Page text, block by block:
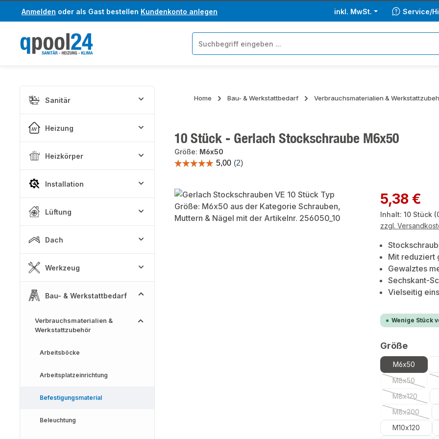
Hauptinhalt springen
Zur Suche springen
Anmelden oder als Gast bestellen Kundenkonto anlegen inkl. MwSt. Service/
Sanitär
Heizung
Heizkörper
Installation
Lüftung
Dach
Werkzeug
Bau- & Werkstattbedarf
Verbrauchsmaterialien &
Werkstattzubehör
Arbeitsböcke
Arbeitsplatzeinrichtung
Befestigungsmaterial
Beleuchtung
Home Bau- & Werkstattbedarf Verbrauchsmaterialien &
10 Stück - Gerlach Stockschraube M6x50
Größe: M6x50
Bildergalerie überspringen Regulärer Preis:
5,38 €
Inhalt: 10 Stück
zzgl.
Mit reduziert
Gewalztes
Sechskant-
Vielseitig
Wenige Stück
Größe
M6x50
M8x50
(Diese
M8x120
(Diese
M8x200
(Diese
M10x120